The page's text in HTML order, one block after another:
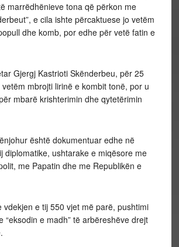
marrëdhënieve tona që përkon me
e cila ishte përcaktuese jo vetëm
dhe komb, por edhe për vetë fatin e
Gjergj Kastrioti Skënderbeu, për 25
mbrojti lirinë e kombit tonë, por u
mbarë krishterimin dhe qytetërimin
është dokumentuar edhe në
diplomatike, ushtarake e miqësore me
me Papatin dhe me Republikën e
vdekjen e tij 550 vjet më parë, pushtimi
“eksodin e madh” të arbëreshëve drejt